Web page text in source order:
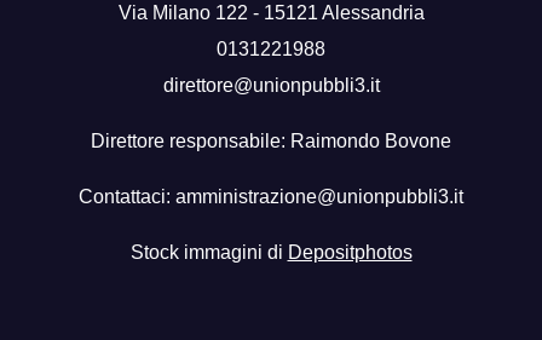
Via Milano 122 - 15121 Alessandria
0131221988
direttore@unionpubbli3.it
Direttore responsabile: Raimondo Bovone
Contattaci: amministrazione@unionpubbli3.it
Stock immagini di Depositphotos